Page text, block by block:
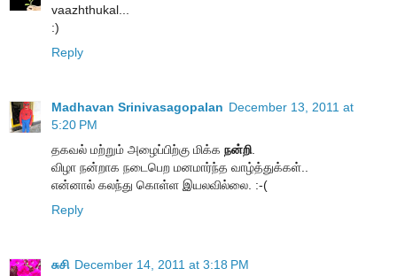
vaazhthukal...
:)
Reply
Madhavan Srinivasagopalan December 13, 2011 at
5:20 PM
தகவல் மற்றும் அழைப்பிற்கு மிக்க நன்றி.
விழா நன்றாக நடைபெற மனமார்ந்த வாழ்த்துக்கள்..
என்னால் கலந்து கொள்ள இயலவில்லை. :-(
Reply
சுசி December 14, 2011 at 3:18 PM